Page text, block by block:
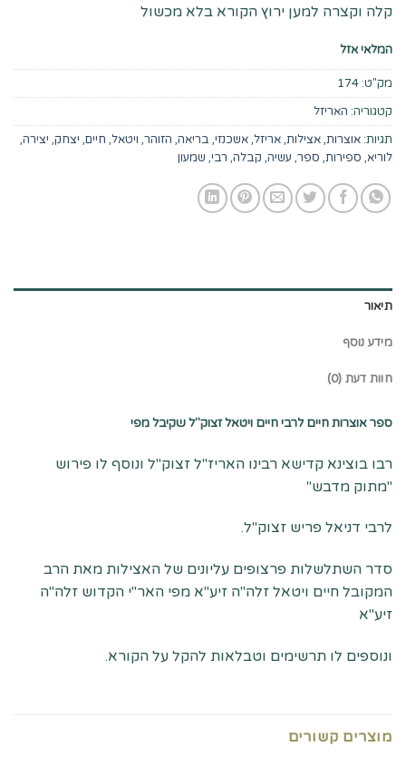
קלה וקצרה למען ירוץ הקורא בלא מכשול
המלאי אזל
מק"ט: 174
קטגוריה: האריזל
תגיות: אוצרות,אצילות,אריזל,אשכנזי, בריאה, הזוהר, ויטאל, חיים, יצחק, יצירה,
לוריא, ספירות, ספר, עשיה, קבלה, רבי, שמעון
תיאור
מידע נוסף
חוות דעת (0)
ספר אוצרות חיים לרבי חיים ויטאל זצוק"ל שקיבל מפי
רבו בוצינא קדישא רבינו האריז"ל זצוק"ל ונוסף לו פירוש
"מתוק מדבש"
לרבי דניאל פריש זצוק"ל.
סדר השתלשלות פרצופים עליונים של האצילות מאת הרב
המקובל חיים ויטאל זלה"ה זיע"א מפי האר"י הקדוש זלה"ה
זיע"א
ונוספים לו תרשימים וטבלאות להקל על הקורא.
מוצרים קשורים